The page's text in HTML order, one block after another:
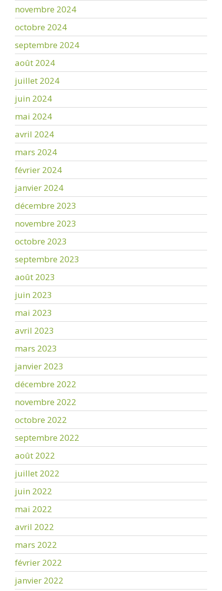
novembre 2024
octobre 2024
septembre 2024
août 2024
juillet 2024
juin 2024
mai 2024
avril 2024
mars 2024
février 2024
janvier 2024
décembre 2023
novembre 2023
octobre 2023
septembre 2023
août 2023
juin 2023
mai 2023
avril 2023
mars 2023
janvier 2023
décembre 2022
novembre 2022
octobre 2022
septembre 2022
août 2022
juillet 2022
juin 2022
mai 2022
avril 2022
mars 2022
février 2022
janvier 2022